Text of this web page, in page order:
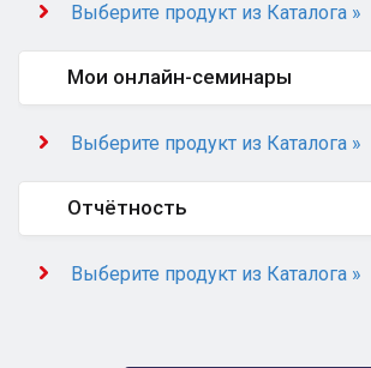
Выберите продукт из Каталога »
Мои онлайн-семинары
Выберите продукт из Каталога »
Отчётность
Выберите продукт из Каталога »